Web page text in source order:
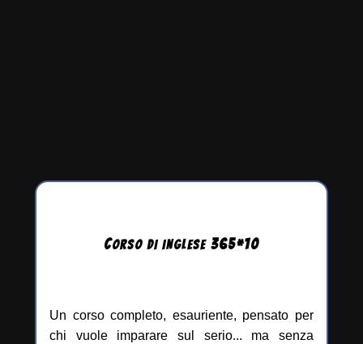
CORSO DI INGLESE 365*10
Un corso completo, esauriente, pensato per
chi vuole imparare sul serio... ma senza